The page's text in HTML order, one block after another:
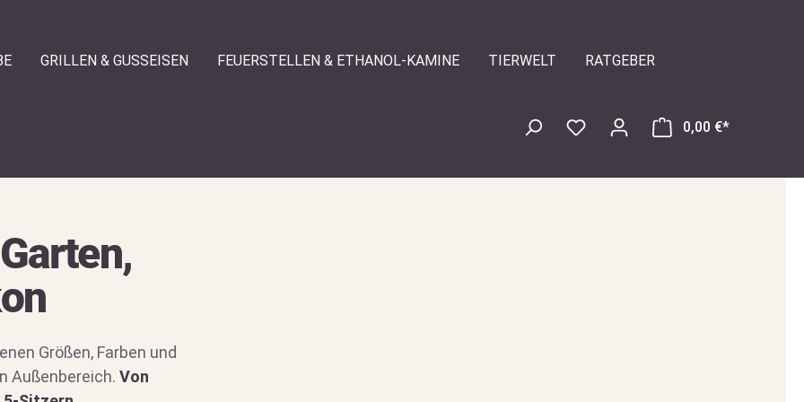
GRILLEN & GUSSEISEN FEUERSTELLEN & ETHANOL-KAMINE TIERWELT RATGEBER
0,00 €*
Gusseisenprodukte für
Abende. Für Garten,